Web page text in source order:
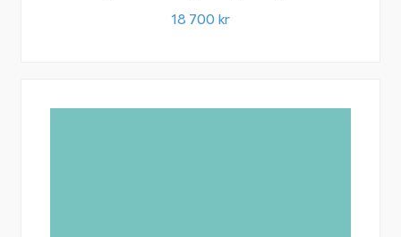
18 700 kr